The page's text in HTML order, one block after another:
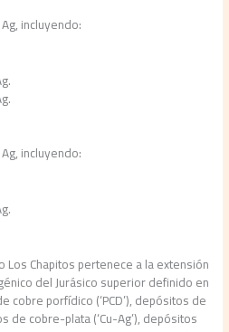
incluyendo:
incluyendo:
Chapitos pertenece a la extensión
del Jurásico superior definido en
cobre porfídico (‘PCD’), depósitos de
de cobre-plata (‘Cu-Ag’), depósitos